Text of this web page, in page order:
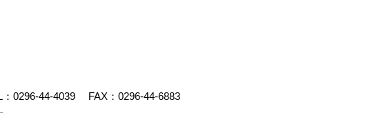
0296-44-4039
FAX：0296-44-6883